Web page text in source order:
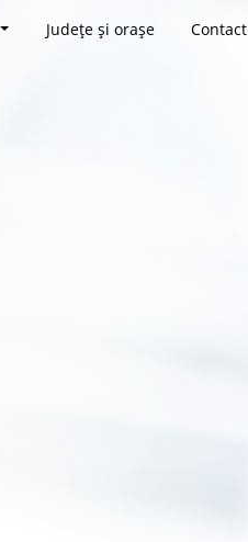
Județe și orașe Contact